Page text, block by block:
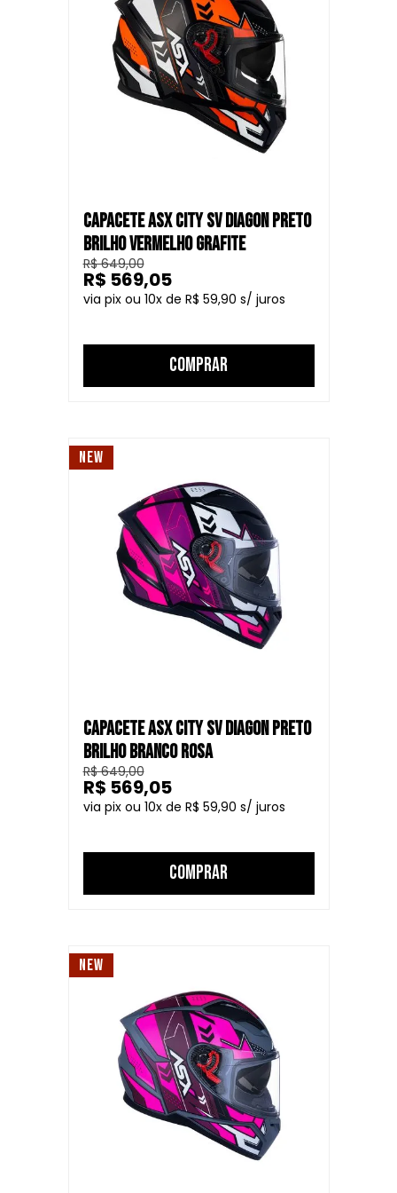
oferece um visual agressivo para os motociclistas que
enfrentam os desafios das ruas das cidades. Este capacete
combina estilo urbano com os mais altos padrões de
CAPACETE ASX CITY SV DIAGON PRETO
BRILHO VERMELHO GRAFITE
R$ 649,00
10
R$ 59,90
R$ 569,05
COMPRAR
NEW
CAPACETE ASX CITY SV DIAGON PRETO
BRILHO BRANCO ROSA
R$ 649,00
10
R$ 59,90
R$ 569,05
COMPRAR
NEW